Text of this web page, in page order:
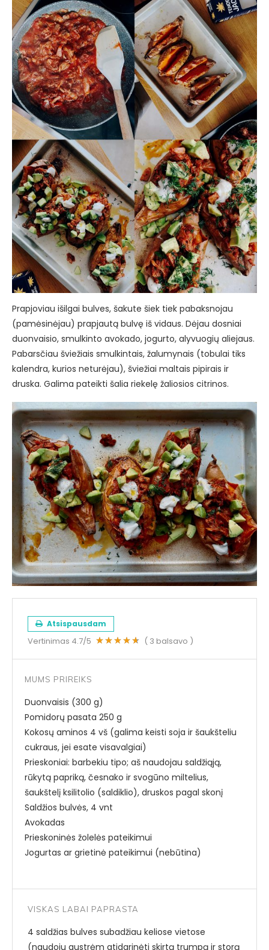
Prapjoviau išilgai bulves, šakute šiek tiek pabaksnojau
(pamėsinėjau) prapjautą bulvę iš vidaus. Dėjau dosniai
duonvaisio, smulkinto avokado, jogurto, alyvuogių aliejaus.
Pabarsčiau šviežiais smulkintais, žalumynais (tobulai tiks
kalendra, kurios neturėjau), šviežiai maltais pipirais ir
druska. Galima pateikti šalia riekelę žaliosios citrinos.
Atsispausdam
Vertinimas 4.7/5 ( 3 balsavo )
MUMS PRIREIKS
Duonvaisis (300 g)
Pomidorų pasata 250 g
Kokosų aminos 4 vš (galima keisti soja ir šaukšteliu
cukraus, jei esate visavalgiai)
Prieskoniai: barbekiu tipo; aš naudojau saldžiąją,
rūkytą papriką, česnako ir svogūno miltelius,
šaukštelį ksilitolio (saldiklio), druskos pagal skonį
Saldžios bulvės, 4 vnt
Avokadas
Prieskoninės žolelės pateikimui
Jogurtas ar grietinė pateikimui (nebūtina)
VISKAS LABAI PAPRASTA
4 saldžias bulves subadžiau keliose vietose
(naudoju austrėm atidarinėti skirtą trumpą ir storą